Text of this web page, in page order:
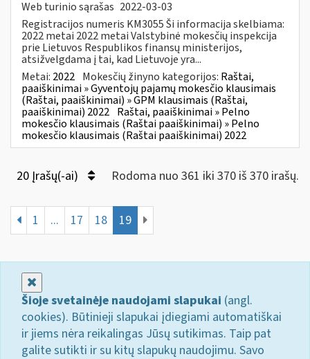
Web turinio sąrašas 2022-03-03
Registracijos numeris KM3055 Ši informacija skelbiama:
2022 metai 2022 metai Valstybinė mokesčių inspekcija
prie Lietuvos Respublikos finansų ministerijos,
atsižvelgdama į tai, kad Lietuvoje yra...
Metai: 2022 Mokesčių žinyno kategorijos: Raštai,
paaiškinimai » Gyventojų pajamų mokesčio klausimais
(Raštai, paaiškinimai) » GPM klausimais (Raštai,
paaiškinimai) 2022 Raštai, paaiškinimai » Pelno
mokesčio klausimais (Raštai paaiškinimai) » Pelno
mokesčio klausimais (Raštai paaiškinimai) 2022
20 Įrašų(-ai) Rodoma nuo 361 iki 370 iš 370 irašų.
1 ... 17 18 19
Šioje svetainėje naudojami slapukai (angl.
cookies). Būtinieji slapukai įdiegiami automatiškai
ir jiems nėra reikalingas Jūsų sutikimas. Taip pat
galite sutikti ir su kitų slapukų naudojimu. Savo